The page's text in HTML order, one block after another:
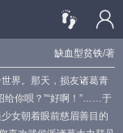
缺血型贫铁/著
界。那天，损友诸葛青
给你呗？”“好啊！”……于
女朝着眼前慈眉善目的